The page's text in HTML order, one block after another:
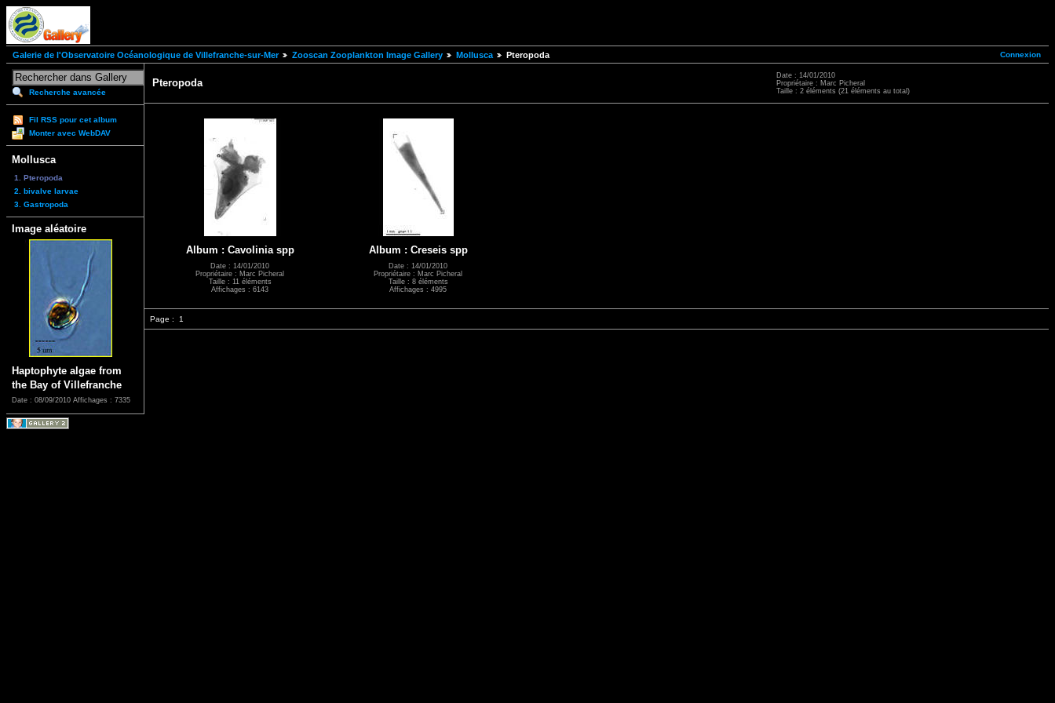
Connexion
Galerie de l'Observatoire Océanologique de Villefranche-sur-Mer Zooscan Zooplankton Image Gallery Mollusca Pteropoda
Recherche avancée
Fil RSS pour cet album
Monter avec WebDAV
Mollusca
1. Pteropoda
2. bivalve larvae
3. Gastropoda
Image aléatoire
Haptophyte algae from
the Bay of Villefranche
Date : 08/09/2010 Affichages : 7335
Pteropoda
Date : 14/01/2010
Propriétaire : Marc Picheral
Taille : 2 éléments (21 éléments au total)
Album : Cavolinia spp
Date : 14/01/2010
Propriétaire : Marc Picheral
Taille : 11 éléments
Affichages : 6143
Album : Creseis spp
Date : 14/01/2010
Propriétaire : Marc Picheral
Taille : 8 éléments
Affichages : 4995
Page : 1